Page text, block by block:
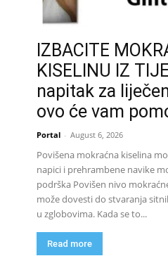
IZBACITE
KISELINU IZ
napitak za
ovo će vam
Portal - August 6, 2026
Povišena mokraćna kiselina
napici i prehrambene navike
podrška Povišen nivo
može dovesti do stvaranja
u zglobovima. Kada se to...
Read more